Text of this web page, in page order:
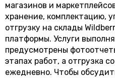
магазинов и
хранение, комплектацию,
отгрузку на склады
платформы. Услуги
предусмотрены
этапах работ, а отгрузка
ежедневно. Чтобы